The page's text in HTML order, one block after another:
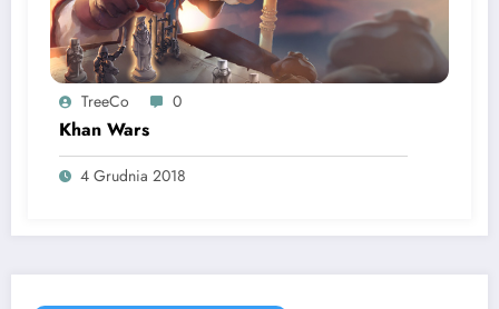
TreeCo 0
Khan Wars
4 Grudnia 2018